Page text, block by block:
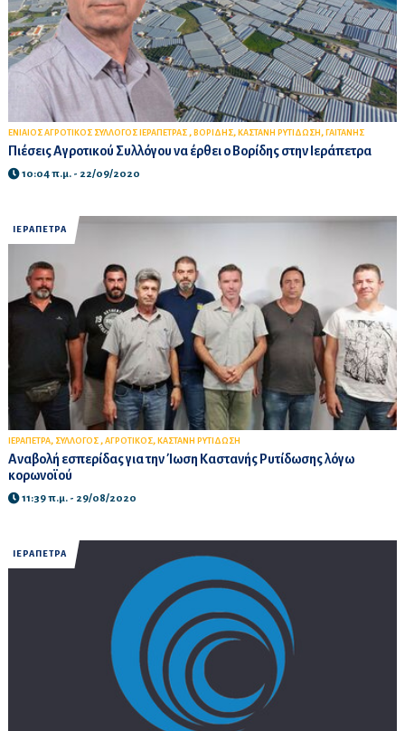
ΕΝΙΑΙΟΣ ΑΓΡΟΤΙΚΟΣ ΣΥΛΛΟΓΟΣ ΙΕΡΑΠΕΤΡΑΣ , ΒΟΡΙΔΗΣ, ΚΑΣΤΑΝΗ ΡΥΤΙΔΩΣΗ , ΓΑΙΤΑΝΗΣ
Πιέσεις Αγροτικού Συλλόγου να έρθει ο Βορίδης στην Ιεράπετρα
10:04 π.μ. - 22/09/2020
ΙΕΡΑΠΕΤΡΑ
ΙΕΡΑΠΕΤΡΑ, ΣΥΛΛΟΓΟΣ , ΑΓΡΟΤΙΚΟΣ, ΚΑΣΤΑΝΗ ΡΥΤΙΔΩΣΗ
Αναβολή εσπερίδας για την Ίωση Καστανής Ρυτίδωσης λόγω
κορωνοϊού
11:39 π.μ. - 29/08/2020
ΙΕΡΑΠΕΤΡΑ